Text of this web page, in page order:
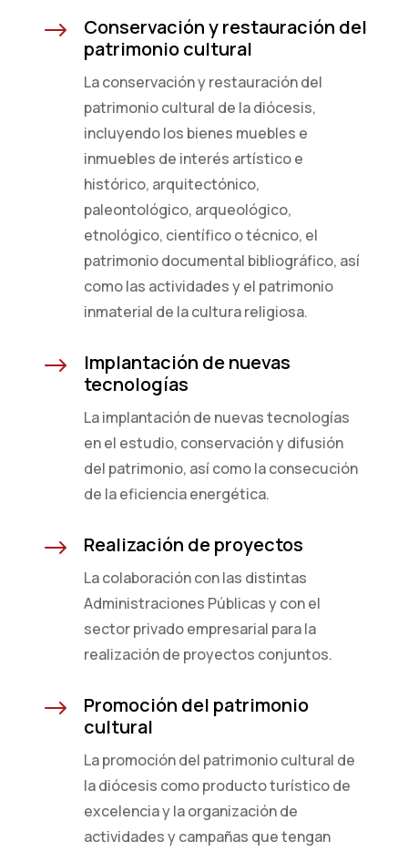
$
Conservación y restauración del
patrimonio cultural
La conservación y restauración del
patrimonio cultural de la diócesis,
incluyendo los bienes muebles e
inmuebles de interés artístico e
histórico, arquitectónico,
paleontológico, arqueológico,
etnológico, científico o técnico, el
patrimonio documental bibliográfico, así
como las actividades y el patrimonio
inmaterial de la cultura religiosa.
$
Implantación de nuevas
tecnologías
La implantación de nuevas tecnologías
en el estudio, conservación y difusión
del patrimonio, así como la consecución
de la eficiencia energética.
$ Realización de proyectos
La colaboración con las distintas
Administraciones Públicas y con el
sector privado empresarial para la
realización de proyectos conjuntos.
$
Promoción del patrimonio
cultural
La promoción del patrimonio cultural de
la diócesis como producto turístico de
excelencia y la organización de
actividades y campañas que tengan